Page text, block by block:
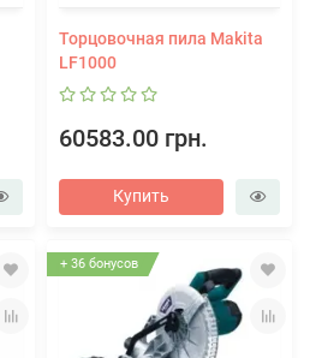
Торцовочная пила Makita
LF1000
60583.00 грн.
Купить
+ 36 бонусов